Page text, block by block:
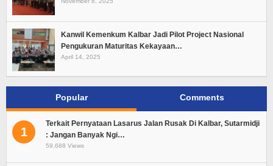
Kanwil Kemenkum Kalbar Jadi Pilot Project Nasional
Pengukuran Maturitas Kekayaan…
April 14, 2025
Popular Comments
1
Terkait Pernyataan Lasarus Jalan Rusak Di Kalbar, Sutarmidji
: Jangan Banyak Ngi…
59,688 Views